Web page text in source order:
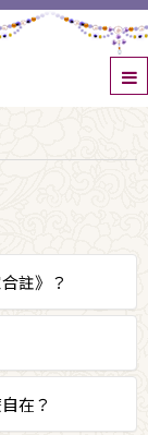
註》？
苦，我們要
在？